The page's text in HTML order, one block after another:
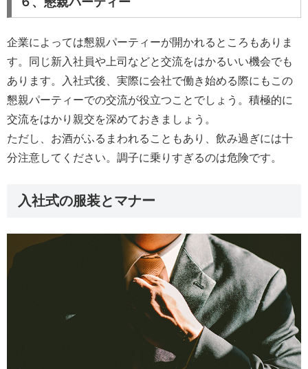
企業によっては懇親パーティーが開かれるところもありま
す。同じ新入社員や上司などと交流をはかるいい機会でも
あります。入社式後、実際に会社で働き始める際にもこの
懇親パーティーでの交流が役立つことでしょう。積極的に
交流をはかり親交を深めておきましょう。
ただし、お酒がふるまわれることもあり、飲み過ぎには十
分注意してください。調子に乗りすぎるのは危険です。
入社式の服装とマナー